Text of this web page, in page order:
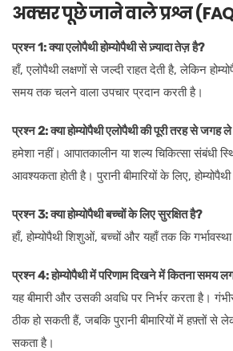
अक्सर पूछे जाने वाले प्रश्न
प्रश्न 1: क्या एलोपैथी होम्योपैथी से ज़्यादा तेज़ है?
हाँ, एलोपैथी लक्षणों से जल्दी राहत देती है, लेकिन
समय तक चलने वाला उपचार प्रदान करती है।
प्रश्न 2: क्या होम्योपैथी एलोपैथी की पूरी तरह से जगह
हमेशा नहीं। आपातकालीन या शल्य चिकित्सा संबंधी
आवश्यकता होती है। पुरानी बीमारियों के लिए,
प्रश्न 3: क्या होम्योपैथी बच्चों के लिए सुरक्षित है?
हाँ, होम्योपैथी शिशुओं, बच्चों और यहाँ तक कि
प्रश्न 4: होम्योपैथी में परिणाम दिखने में कितना समय
यह बीमारी और उसकी अवधि पर निर्भर करता है।
ठीक हो सकती हैं, जबकि पुरानी बीमारियों में हफ़्तों
सकता है।